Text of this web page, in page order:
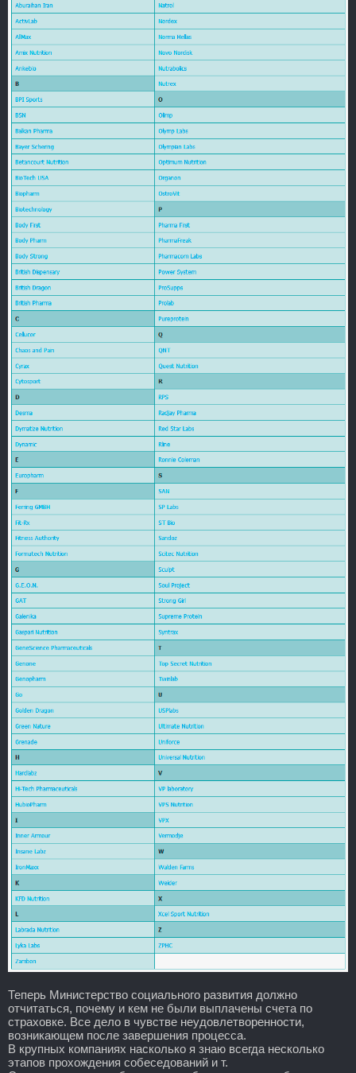
Теперь Министерство социального развития должно
отчитаться, почему и кем не были выплачены счета по
страховке. Все дело в чувстве неудовлетворенности,
возникающем после завершения процесса.
В крупных компаниях насколько я знаю всегда несколько
этапов прохождения собеседований и т.